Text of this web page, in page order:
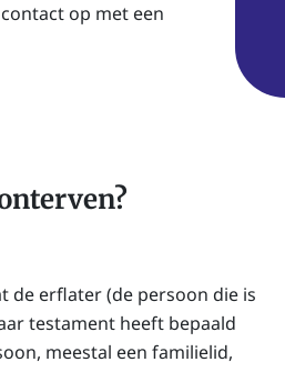
op met een
de erflater (de persoon die is
testament heeft bepaald
meestal een familielid,